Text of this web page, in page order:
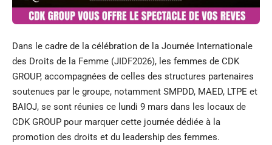
Dans le cadre de la célébration de la Journée Internationale
des Droits de la Femme (JIDF2026), les femmes de CDK
GROUP, accompagnées de celles des structures partenaires
soutenues par le groupe, notamment SMPDD, MAED, LTPE et
BAIOJ, se sont réunies ce lundi 9 mars dans les locaux de
CDK GROUP pour marquer cette journée dédiée à la
promotion des droits et du leadership des femmes.